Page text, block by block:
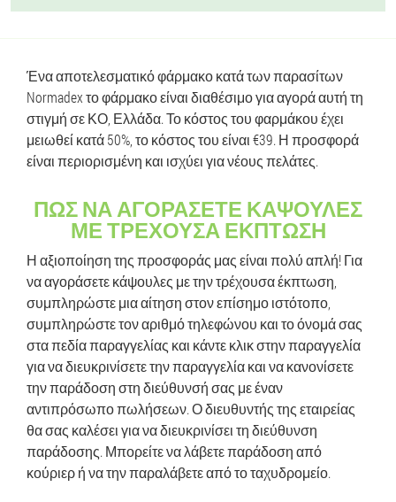
Ένα αποτελεσματικό φάρμακο κατά των παρασίτων
Normadex το φάρμακο είναι διαθέσιμο για αγορά αυτή τη
στιγμή σε ΚΟ, Ελλάδα. Το κόστος του φαρμάκου έχει
μειωθεί κατά 50%, το κόστος του είναι €39. Η προσφορά
είναι περιορισμένη και ισχύει για νέους πελάτες.
ΠΏΣ ΝΑ ΑΓΟΡΆΣΕΤΕ ΚΆΨΟΥΛΕΣ
ΜΕ ΤΡΈΧΟΥΣΑ ΈΚΠΤΩΣΗ
Η αξιοποίηση της προσφοράς μας είναι πολύ απλή! Για
να αγοράσετε κάψουλες με την τρέχουσα έκπτωση,
συμπληρώστε μια αίτηση στον επίσημο ιστότοπο,
συμπληρώστε τον αριθμό τηλεφώνου και το όνομά σας
στα πεδία παραγγελίας και κάντε κλικ στην παραγγελία
για να διευκρινίσετε την παραγγελία και να κανονίσετε
την παράδοση στη διεύθυνσή σας με έναν
αντιπρόσωπο πωλήσεων. Ο διευθυντής της εταιρείας
θα σας καλέσει για να διευκρινίσει τη διεύθυνση
παράδοσης. Μπορείτε να λάβετε παράδοση από
κούριερ ή να την παραλάβετε από το ταχυδρομείο.